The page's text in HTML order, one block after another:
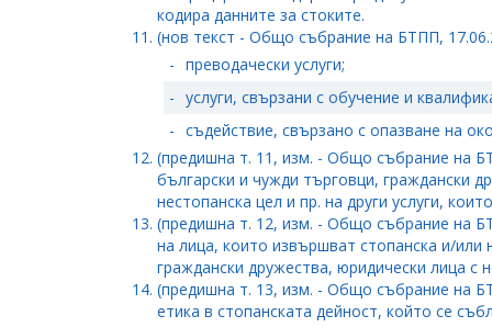
кодира данните за стоките.
(нов текст - Общо събрание на БТПП,
- преводачески услуги;
- услуги, свързани с обучение и
- съдействие, свързано с опазване на
(предишна т. 11, изм. - Общо събрание на
български и чужди търговци, граждански
нестопанска цел и пр. на други услуги,
(предишна т. 12, изм. - Общо събрание на
на лица, които извършват стопанска и/или
граждански дружества, юридически лица с
(предишна т. 13, изм. - Общо събрание на
етика в стопанската дейност, който се